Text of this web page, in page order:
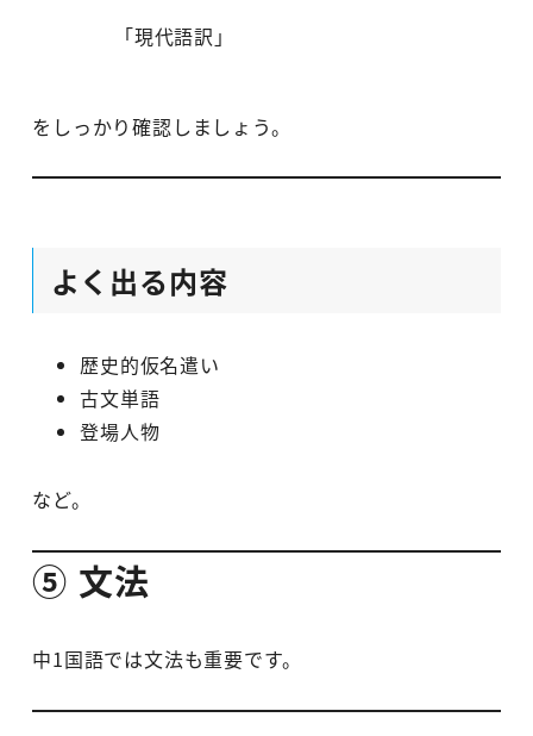
「現代語訳」
をしっかり確認しましょう。
よく出る内容
歴史的仮名遣い
古文単語
登場人物
など。
⑤ 文法
中1国語では文法も重要です。